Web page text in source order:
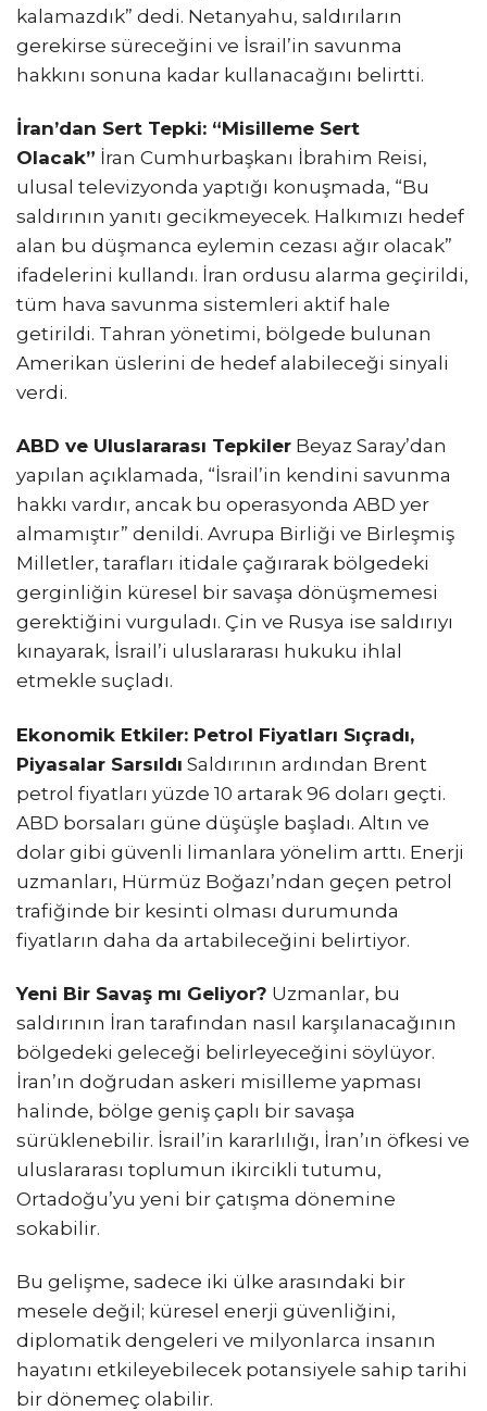
kalamazdık” dedi. Netanyahu, saldırıların
gerekirse süreceğini ve İsrail’in savunma
hakkını sonuna kadar kullanacağını belirtti.
İran’dan Sert Tepki: “Misilleme Sert
Olacak” İran Cumhurbaşkanı İbrahim Reisi,
ulusal televizyonda yaptığı konuşmada, “Bu
saldırının yanıtı gecikmeyecek. Halkımızı hedef
alan bu düşmanca eylemin cezası ağır olacak”
ifadelerini kullandı. İran ordusu alarma geçirildi,
tüm hava savunma sistemleri aktif hale
getirildi. Tahran yönetimi, bölgede bulunan
Amerikan üslerini de hedef alabileceği sinyali
verdi.
ABD ve Uluslararası Tepkiler Beyaz Saray’dan
yapılan açıklamada, “İsrail’in kendini savunma
hakkı vardır, ancak bu operasyonda ABD yer
almamıştır” denildi. Avrupa Birliği ve Birleşmiş
Milletler, tarafları itidale çağırarak bölgedeki
gerginliğin küresel bir savaşa dönüşmemesi
gerektiğini vurguladı. Çin ve Rusya ise saldırıyı
kınayarak, İsrail’i uluslararası hukuku ihlal
etmekle suçladı.
Ekonomik Etkiler: Petrol Fiyatları Sıçradı,
Piyasalar Sarsıldı Saldırının ardından Brent
petrol fiyatları yüzde 10 artarak 96 doları geçti.
ABD borsaları güne düşüşle başladı. Altın ve
dolar gibi güvenli limanlara yönelim arttı. Enerji
uzmanları, Hürmüz Boğazı’ndan geçen petrol
trafiğinde bir kesinti olması durumunda
fiyatların daha da artabileceğini belirtiyor.
Yeni Bir Savaş mı Geliyor? Uzmanlar, bu
saldırının İran tarafından nasıl karşılanacağının
bölgedeki geleceği belirleyeceğini söylüyor.
İran’ın doğrudan askeri misilleme yapması
halinde, bölge geniş çaplı bir savaşa
sürüklenebilir. İsrail’in kararlılığı, İran’ın öfkesi ve
uluslararası toplumun ikircikli tutumu,
Ortadoğu’yu yeni bir çatışma dönemine
sokabilir.
Bu gelişme, sadece iki ülke arasındaki bir
mesele değil; küresel enerji güvenliğini,
diplomatik dengeleri ve milyonlarca insanın
hayatını etkileyebilecek potansiyele sahip tarihi
bir dönemeç olabilir.